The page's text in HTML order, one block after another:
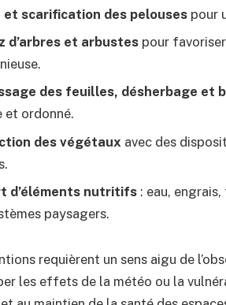
et scarification des pelouses pour
d’arbres et arbustes pour
des feuilles, désherbage et
et ordonné.
des végétaux avec des
d’éléments nutritifs : eau,
paysagers.
requièrent un sens aigu de
les effets de la météo ou la